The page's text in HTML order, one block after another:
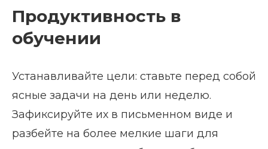
Продуктивность в
обучении
Устанавливайте цели: ставьте перед собой
ясные задачи на день или неделю.
Зафиксируйте их в письменном виде и
разбейте на более мелкие шаги для